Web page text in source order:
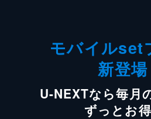
モバイルset
新登場
U-NEXTなら毎月
ずっとお